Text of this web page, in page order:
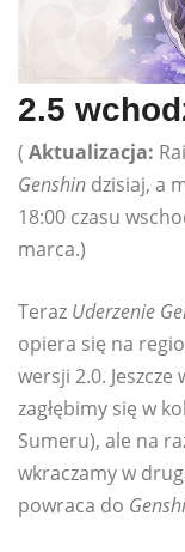
2.5
( Aktualizacja:
Genshin dzisiaj, a
18:00 czasu
marca.)
Teraz Uderzenie
opiera się na
wersji 2.0.
zagłębimy się w
Sumeru), ale na
wkraczamy w
powraca do